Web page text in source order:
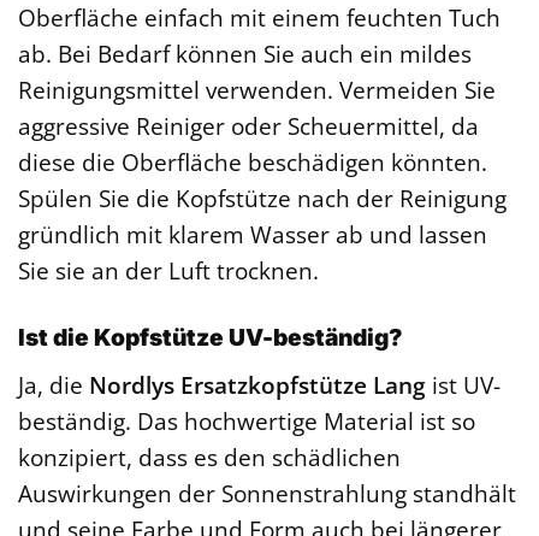
Oberfläche einfach mit einem feuchten Tuch
ab. Bei Bedarf können Sie auch ein mildes
Reinigungsmittel verwenden. Vermeiden Sie
aggressive Reiniger oder Scheuermittel, da
diese die Oberfläche beschädigen könnten.
Spülen Sie die Kopfstütze nach der Reinigung
gründlich mit klarem Wasser ab und lassen
Sie sie an der Luft trocknen.
Ist die Kopfstütze UV-beständig?
Ja, die Nordlys Ersatzkopfstütze Lang ist UV-
beständig. Das hochwertige Material ist so
konzipiert, dass es den schädlichen
Auswirkungen der Sonnenstrahlung standhält
und seine Farbe und Form auch bei längerer